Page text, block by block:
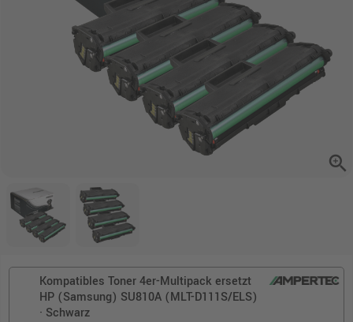
zoom_in
Kompatibles Toner 4er-Multipack ersetzt
HP (Samsung) SU810A (MLT-D111S/ELS)
· Schwarz